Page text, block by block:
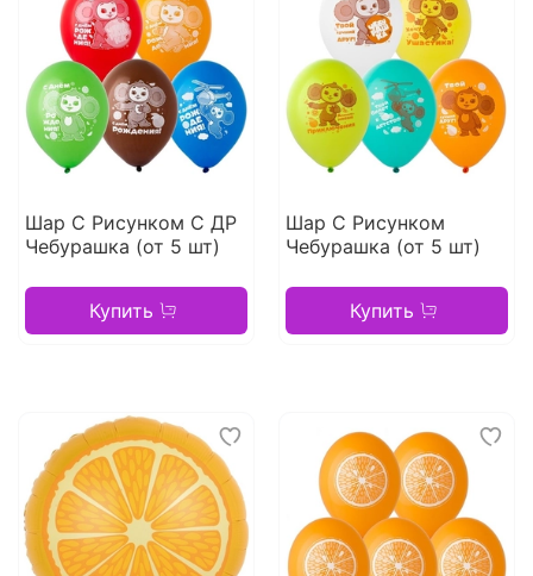
Шар С Рисунком С ДР
Чебурашка (от 5 шт)
Купить
Шар С Рисунком
Чебурашка (от 5 шт)
Купить